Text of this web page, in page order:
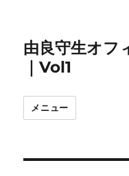
由良守生オフ
｜Vol1
メニュー